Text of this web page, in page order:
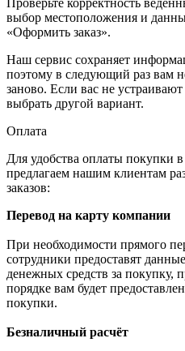
выбор местоположения и
«Оформить заказ».
Наш сервис сохраняет
поэтому в следующий раз вам
заново. Если вас не
выбрать другой вариант.
Оплата
Для удобства оплаты
предлагаем нашим клиентам
заказов:
Перевод на карту компании
При необходимости прямого
сотрудники предоставят
денежных средств за покупку,
порядке вам будет
покупки.
Безналичный расчёт